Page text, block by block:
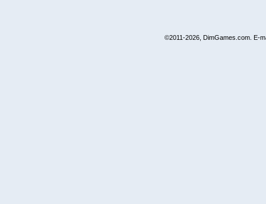
©2011-2026, DimGames.com. E-